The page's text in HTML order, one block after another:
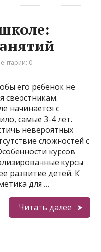
0
его ребенок не
сверстникам.
начинается с
самые 3-4 лет.
невероятных
сложностей с
курсов
курсы
развитие детей. К
для …
Читать далее